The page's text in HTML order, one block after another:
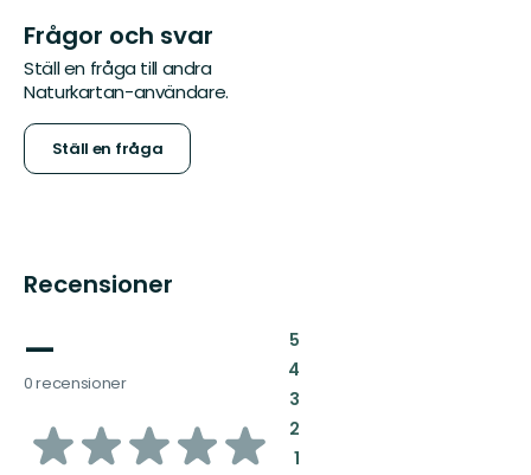
Frågor och svar
Ställ en fråga till andra
Naturkartan-användare.
Ställ en fråga
Recensioner
—
0 recensioner
av
5:
4:
3:
2:
1: